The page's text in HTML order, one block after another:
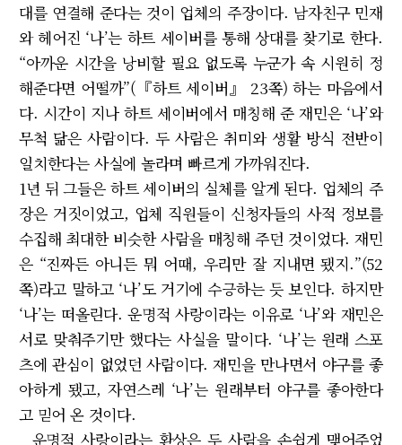
대를 연결해 준다는 것이 업체의 주장이다. 남자친구 민재
와 헤어진 ‘나’는 하트 세이버를 통해 상대를 찾기로 한다.
“아까운 시간을 낭비할 필요 없도록 누군가 속 시원히 정
해준다면 어떨까”(『하트 세이버』 23쪽) 하는 마음에서
다. 시간이 지나 하트 세이버에서 매칭해 준 재민은 ‘나’와
무척 닮은 사람이다. 두 사람은 취미와 생활 방식 전반이
일치한다는 사실에 놀라며 빠르게 가까워진다.
1년 뒤 그들은 하트 세이버의 실체를 알게 된다. 업체의 주
장은 거짓이었고, 업체 직원들이 신청자들의 사적 정보를
수집해 최대한 비슷한 사람을 매칭해 주던 것이었다. 재민
은 “진짜든 아니든 뭐 어때, 우리만 잘 지내면 됐지.”(52
쪽)라고 말하고 ‘나’도 거기에 수긍하는 듯 보인다. 하지만
‘나’는 떠올린다. 운명적 사랑이라는 이유로 ‘나’와 재민은
서로 맞춰주기만 했다는 사실을 말이다. ‘나’는 원래 스포
츠에 관심이 없었던 사람이다. 재민을 만나면서 야구를 좋
아하게 됐고, 자연스레 ‘나’는 원래부터 야구를 좋아한다
고 믿어 온 것이다.
운명적 사랑이라는 환상은 두 사람을 손쉽게 맺어주었